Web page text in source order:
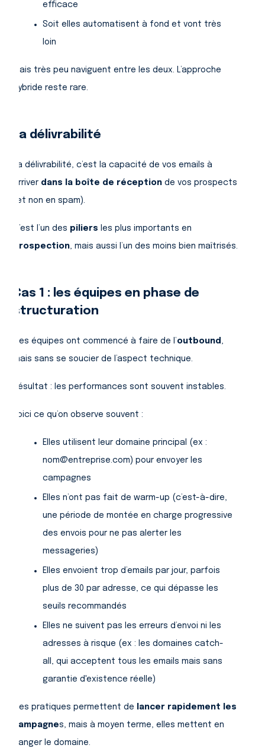
efficace
Soit elles automatisent à fond et vont très
loin
Mais très peu naviguent entre les deux. L’approche
hybride reste rare.
La délivrabilité
La délivrabilité, c’est la capacité de vos emails à
arriver dans la boîte de réception de vos prospects
(et non en spam).
C’est l’un des piliers les plus importants en
prospection, mais aussi l’un des moins bien maîtrisés.
Cas 1 : les équipes en phase de
structuration
Ces équipes ont commencé à faire de l’outbound ,
mais sans se soucier de l’aspect technique.
Résultat : les performances sont souvent instables.
Voici ce qu’on observe souvent :
Elles utilisent leur domaine principal (ex :
nom@entreprise.com) pour envoyer les
campagnes
Elles n’ont pas fait de warm-up (c’est-à-dire,
une période de montée en charge progressive
des envois pour ne pas alerter les
messageries)
Elles envoient trop d’emails par jour, parfois
plus de 30 par adresse, ce qui dépasse les
seuils recommandés
Elles ne suivent pas les erreurs d’envoi ni les
adresses à risque (ex : les domaines catch-
all, qui acceptent tous les emails mais sans
garantie d'existence réelle)
Ces pratiques permettent de lancer rapidement les
campagnes, mais à moyen terme, elles mettent en
danger le domaine.